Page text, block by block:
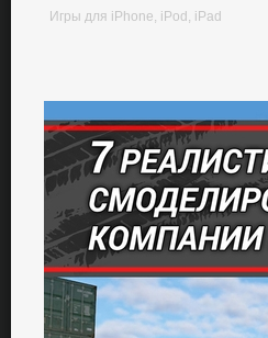
Игры для iPhone, iPod, iPad